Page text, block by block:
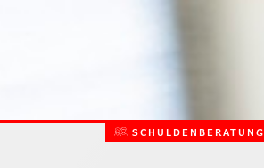
SCHULDENBERATUNG